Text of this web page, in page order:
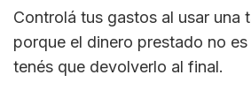
Controlá tus gastos al usar una
porque el dinero prestado no
tenés que devolverlo al final.